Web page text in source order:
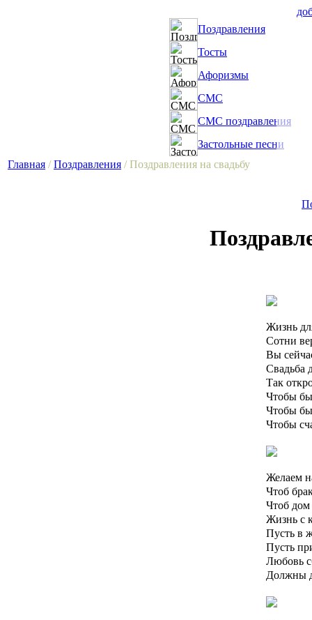
Поздравления
Тосты
Афоризмы
СМС
СМС поздравления
Застольные песни
Главная /Поздравления / Поздравления на свадьбу
Жизнь
Сотни
Вы
Свадьба
Так
Чтобы
Чтобы
Чтобы
Желаем
Чтоб
Чтоб
Жизнь с
Пусть в
Пусть
Любовь
Должны